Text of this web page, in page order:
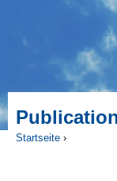
Startseite ›